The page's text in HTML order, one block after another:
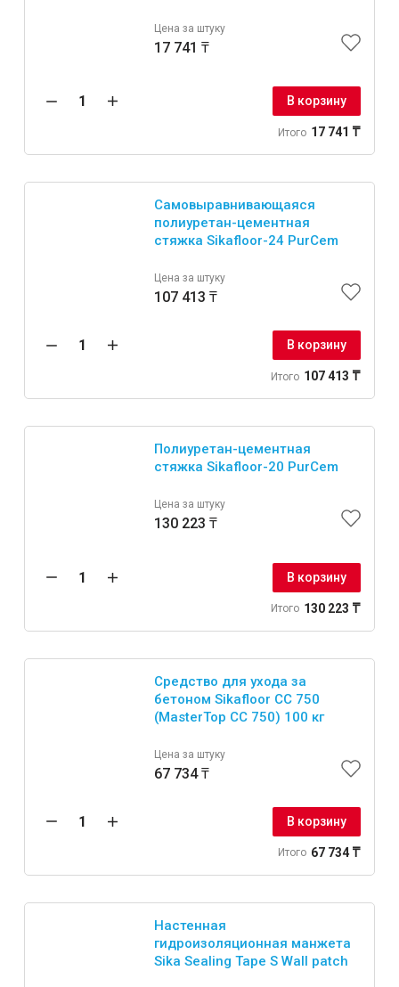
Цена за штуку
17 741 ₸
В корзину
Итого 17 741 ₸
Самовыравнивающаяся
полиуретан-цементная
стяжка Sikafloor-24 PurCem
Цена за штуку
107 413 ₸
В корзину
Итого 107 413 ₸
Полиуретан-цементная
стяжка Sikafloor-20 PurCem
Цена за штуку
130 223 ₸
В корзину
Итого 130 223 ₸
Средство для ухода за
бетоном Sikafloor CC 750
(MasterTop CC 750) 100 кг
Цена за штуку
67 734 ₸
В корзину
Итого 67 734 ₸
Настенная
гидроизоляционная манжета
Sika Sealing Tape S Wall patch
Всё для дома и сада
Оборудование для клининга и уборки